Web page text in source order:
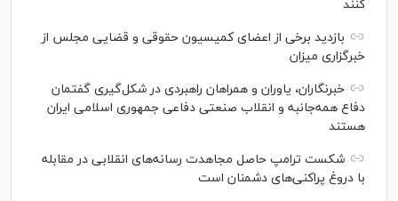
کنند
بازدید برخی از اعضای کمیسیون حقوقی و قضایی مجلس از
خبرگزاری میزان
خبرنگاران، یاوران و همراهان راهبردی در شکل‌گیری گفتمان
دفاع همه‌جانبه و انقلاب صنعتی دفاعی جمهوری اسلامی ایران
هستند
شکست ترامپ حاصل مجاهدت رسانه‌های انقلابی در مقابله
با دروغ پراکنی‌های دشمنان است